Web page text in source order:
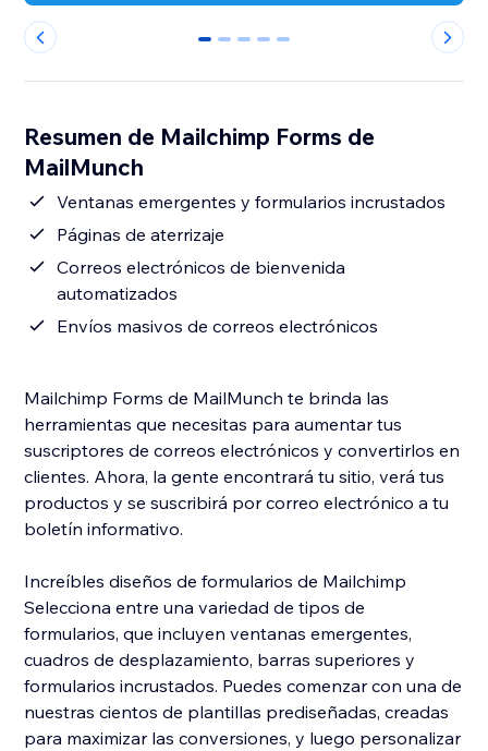
0 1 2 3 4
Resumen de Mailchimp Forms de
MailMunch
Ventanas emergentes y formularios incrustados
Páginas de aterrizaje
Correos electrónicos de bienvenida
automatizados
Envíos masivos de correos electrónicos
Mailchimp Forms de MailMunch te brinda las
herramientas que necesitas para aumentar tus
suscriptores de correos electrónicos y convertirlos en
clientes. Ahora, la gente encontrará tu sitio, verá tus
productos y se suscribirá por correo electrónico a tu
boletín informativo.
Increíbles diseños de formularios de Mailchimp
Selecciona entre una variedad de tipos de
formularios, que incluyen ventanas emergentes,
cuadros de desplazamiento, barras superiores y
formularios incrustados. Puedes comenzar con una de
nuestras cientos de plantillas prediseñadas, creadas
para maximizar las conversiones, y luego personalizar